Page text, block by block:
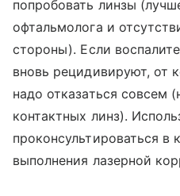
попробовать линзы
офтальмолога и
стороны). Если
вновь рецидивируют, от
надо отказаться совсем
контактных линз).
проконсультироваться
выполнения лазерной